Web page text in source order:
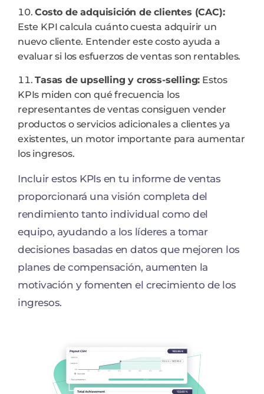
Costo de adquisición de clientes (CAC):
Este KPI calcula cuánto cuesta adquirir un
nuevo cliente. Entender este costo ayuda a
evaluar si los esfuerzos de ventas son rentables.
Tasas de upselling y cross-selling: Estos
KPIs miden con qué frecuencia los
representantes de ventas consiguen vender
productos o servicios adicionales a clientes ya
existentes, un motor importante para aumentar
los ingresos.
Incluir estos KPIs en tu informe de ventas
proporcionará una visión completa del
rendimiento tanto individual como del
equipo, ayudando a los líderes a tomar
decisiones basadas en datos que mejoren los
planes de compensación, aumenten la
motivación y fomenten el crecimiento de los
ingresos.